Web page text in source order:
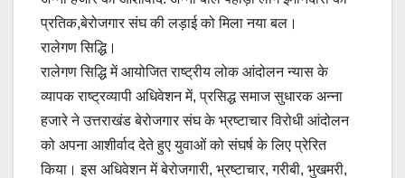
c
e
b
o
o
k
ail at
A
p
p
p
Li
n
k
ar
प्रतिक,बेरोजगार संघ की लड़ाई को मिला नया बल।
रालेगण सिद्धि।
रालेगण सिद्धि में आयोजित राष्ट्रीय लोक आंदोलन न्यास के
व्यापक राष्ट्रव्यापी अधिवेशन में, प्रसिद्ध समाज सुधारक अन्ना
हजारे ने उत्तराखंड बेरोजगार संघ के भ्रष्टाचार विरोधी आंदोलन
को अपना आशीर्वाद देते हुए युवाओं को संघर्ष के लिए प्रेरित
किया। इस अधिवेशन में बेरोजगारी, भ्रष्टाचार, गरीबी, भुखमरी,